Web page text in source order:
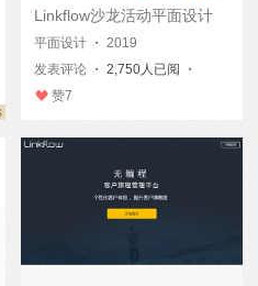
Linkflow沙龙活动平面设计
平面设计 ・ 2019
发表评论 ・ 2,750人已阅 ・
赞7